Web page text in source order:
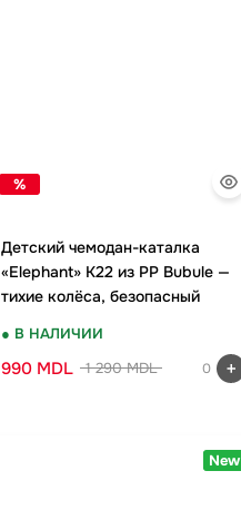
%
Детский чемодан-каталка
«Elephant» K22 из PP Bubule —
тихие колёса, безопасный
● В НАЛИЧИИ
990 MDL 1 290 MDL 0
New